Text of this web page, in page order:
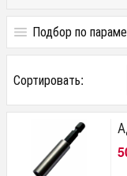
Подбор по
Цена
от
Производитель
Kemper
Сортировать: